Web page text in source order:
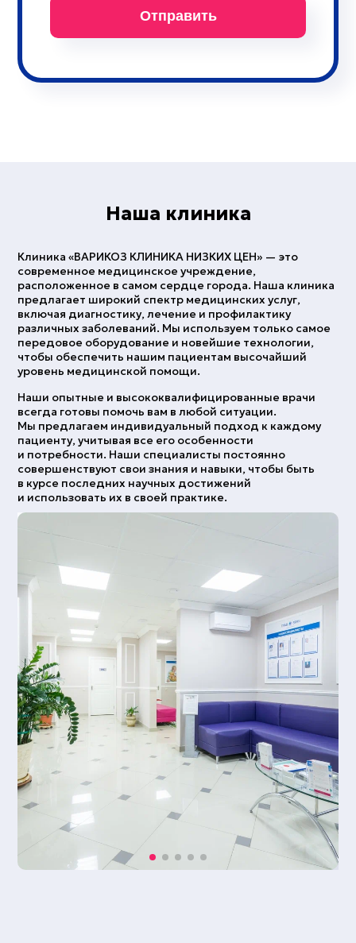
Наша клиника
Клиника «ВАРИКОЗ КЛИНИКА НИЗКИХ ЦЕН» — это
современное медицинское учреждение,
расположенное в самом сердце города. Наша клиника
предлагает широкий спектр медицинских услуг,
включая диагностику, лечение и профилактику
различных заболеваний. Мы используем только самое
передовое оборудование и новейшие технологии,
чтобы обеспечить нашим пациентам высочайший
уровень медицинской помощи.
Наши опытные и высококвалифицированные врачи
всегда готовы помочь вам в любой ситуации.
Мы предлагаем индивидуальный подход к каждому
пациенту, учитывая все его особенности
и потребности. Наши специалисты постоянно
совершенствуют свои знания и навыки, чтобы быть
в курсе последних научных достижений
и использовать их в своей практике.